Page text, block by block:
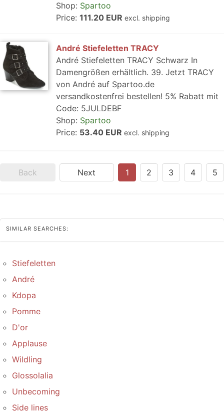
Shop: Spartoo
Price: 111.20 EUR excl. shipping
André Stiefeletten TRACY
André Stiefeletten TRACY Schwarz In
Damengrößen erhältlich. 39. Jetzt TRACY
von André auf Spartoo.de
versandkostenfrei bestellen! 5% Rabatt mit
Code: 5JULDEBF
Shop: Spartoo
Price: 53.40 EUR excl. shipping
Back Next 1 2 3 4 5
SIMILAR SEARCHES:
Stiefeletten
André
Kdopa
Pomme
D'or
Applause
Wildling
Glossolalia
Unbecoming
Side lines